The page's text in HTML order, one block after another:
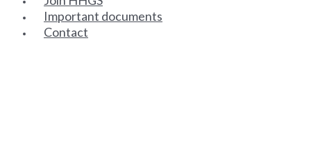
Important documents
Contact